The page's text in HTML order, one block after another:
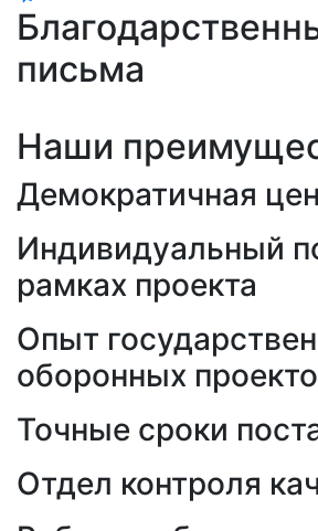
письма
Наши
Демократичная
Индивидуальный
рамках проекта
Опыт
оборонных
Точные сроки
Отдел контроля